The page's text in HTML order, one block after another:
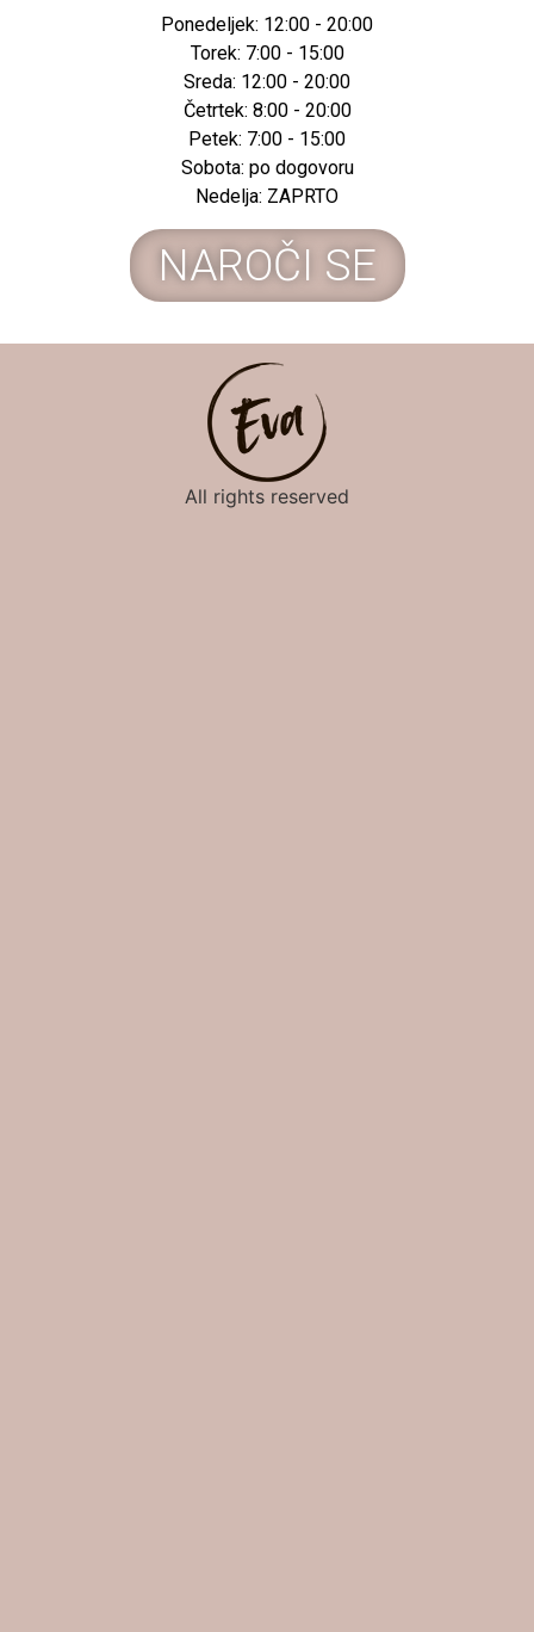
Ponedeljek: 12:00 - 20:00
Torek: 7:00 - 15:00
Sreda: 12:00 - 20:00
Četrtek: 8:00 - 20:00
Petek: 7:00 - 15:00
Sobota: po dogovoru
Nedelja: ZAPRTO
NAROČI SE
All rights reserved